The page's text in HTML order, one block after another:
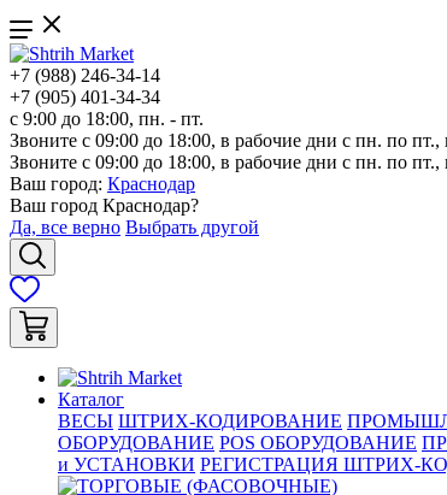
+7 (988) 246-34-14
+7 (905) 401-34-34
с 9:00 до 18:00, пн. - пт.
Звоните с 09:00 до 18:00, в рабочие дни с пн. по пт.,
Звоните с 09:00 до 18:00, в рабочие дни с пн. по пт.,
Ваш город: Краснодар
Ваш город Краснодар?
Да, все верно Выбрать другой
Каталог
ВЕСЫ ШТРИХ-КОДИРОВАНИЕ
ОБОРУДОВАНИЕ POS ОБОРУДОВАНИЕ
и УСТАНОВКИ РЕГИСТРАЦИЯ ШТРИХ-